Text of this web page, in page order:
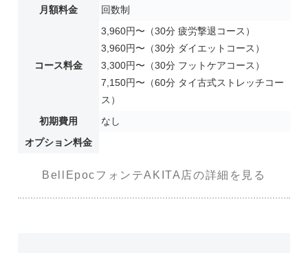
月額料金 回数制
コース料金
3,960円〜（30分 疲労撃退コース）
3,960円〜（30分 ダイエットコース）
3,300円〜（30分 フットケアコース）
7,150円〜（60分 タイ古式ストレッチコー
ス）
初期費用
なし
オプション料金
BellEpocフォンテAKITA店の詳細を見る